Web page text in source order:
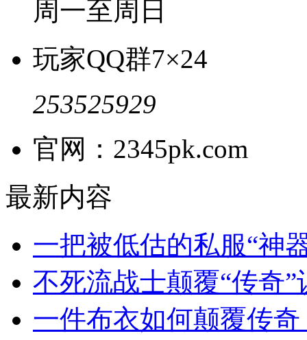
周一至周日
玩家QQ群7×24
253525929
官网：2345pk.com
最新内容
一把被低估的私服“神
不死流战士颠覆“传奇
一件布衣如何颠覆传